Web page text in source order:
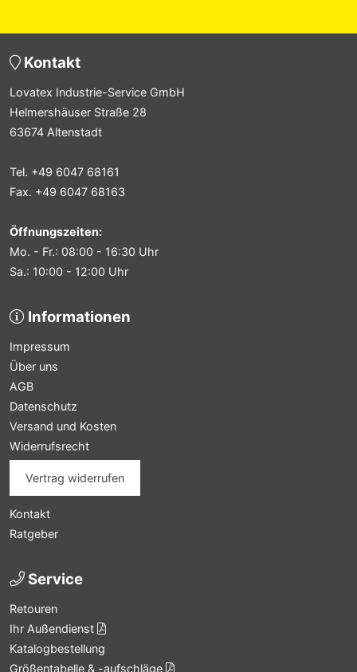
Kontakt
Lovatex Industrie-Service GmbH
Helmershäuser Straße 28
63674 Altenstadt
Tel. +49 6047 68161
Fax. +49 6047 68163
Öffnungszeiten:
Mo. - Fr.: 08:00 - 16:30 Uhr
Sa.: 10:00 - 12:00 Uhr
Informationen
Impressum
Über uns
AGB
Datenschutz
Versand und Kosten
Widerrufsrecht
Vertrag widerrufen
Kontakt
Ratgeber
Service
Retouren
Ihr Außendienst
Katalogbestellung
Größentabelle & -aufschläge